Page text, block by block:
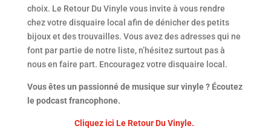
choix. Le Retour Du Vinyle vous invite à vous rendre
chez votre disquaire local afin de dénicher des petits
bijoux et des trouvailles. Vous avez des adresses qui ne
font par partie de notre liste, n’hésitez surtout pas à
nous en faire part. Encouragez votre disquaire local.
Vous êtes un passionné de musique sur vinyle ? Écoutez
le podcast francophone.
Cliquez ici Le Retour Du Vinyle.